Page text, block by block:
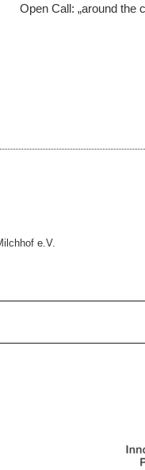
Open Call: „around the
e.V.